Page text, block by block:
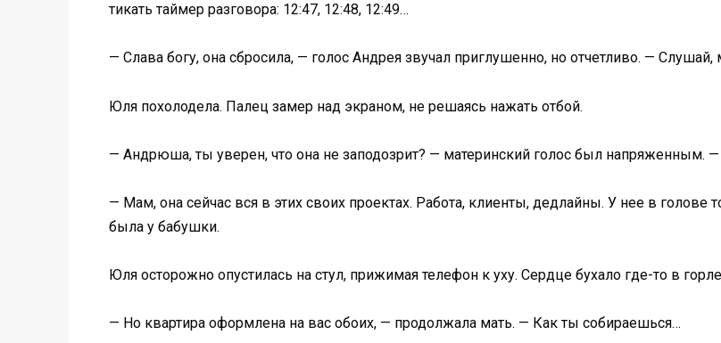
тикать таймер разговора: 12:47, 12:48, 12:49…
— Слава богу, она сбросила, — голос Андрея звучал приглушенно, но отчетливо. —
Юля похолодела. Палец замер над экраном, не решаясь нажать отбой.
— Андрюша, ты уверен, что она не заподозрит? — материнский голос был напряженным.
— Мам, она сейчас вся в этих своих проектах. Работа, клиенты, дедлайны. У нее в голове
была у бабушки.
Юля осторожно опустилась на стул, прижимая телефон к уху. Сердце бухало где-то в
— Но квартира оформлена на вас обоих, — продолжала мать. — Как ты собираешься…